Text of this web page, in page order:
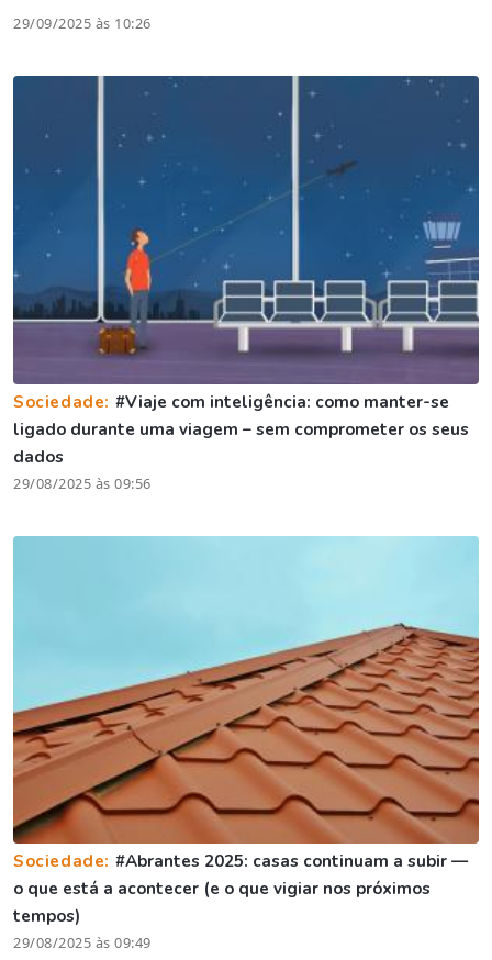
29/09/2025 às 10:26
Sociedade: #Viaje com inteligência: como manter-se
ligado durante uma viagem – sem comprometer os seus
dados
29/08/2025 às 09:56
Sociedade: #Abrantes 2025: casas continuam a subir —
o que está a acontecer (e o que vigiar nos próximos
tempos)
29/08/2025 às 09:49